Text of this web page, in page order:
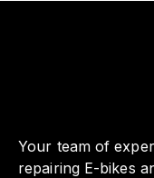
Your team of
repairing E-bikes